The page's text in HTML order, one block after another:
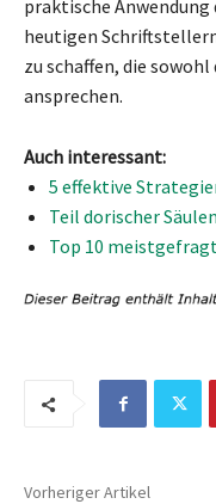
praktische
heutigen
zu schaffen, die sowohl
ansprechen.
Auch interessant:
5 effektive
Teil dorischer
Top 10
Vorheriger Artikel